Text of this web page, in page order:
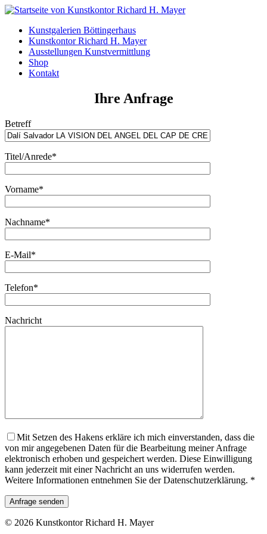
Kunstgalerien Böttingerhaus
Kunstkontor Richard H. Mayer
Ausstellungen Kunstvermittlung
Shop
Kontakt
Ihre Anfrage
Betreff
Titel/Anrede*
Vorname*
Nachname*
E-Mail*
Telefon*
Nachricht
Mit Setzen des Hakens erkläre ich mich einverstanden, dass die
von mir angegebenen Daten für die Bearbeitung meiner Anfrage
elektronisch erhoben und gespeichert werden. Diese Einwilligung
kann jederzeit mit einer Nachricht an uns widerrufen werden.
Weitere Informationen entnehmen Sie der Datenschutzerklärung. *
© 2026 Kunstkontor Richard H. Mayer